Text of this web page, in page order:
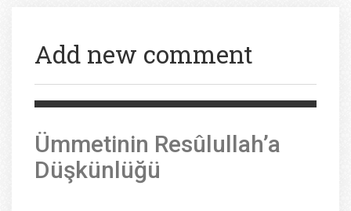
Add new comment
Ümmetinin Resûlullah’a
Düşkünlüğü